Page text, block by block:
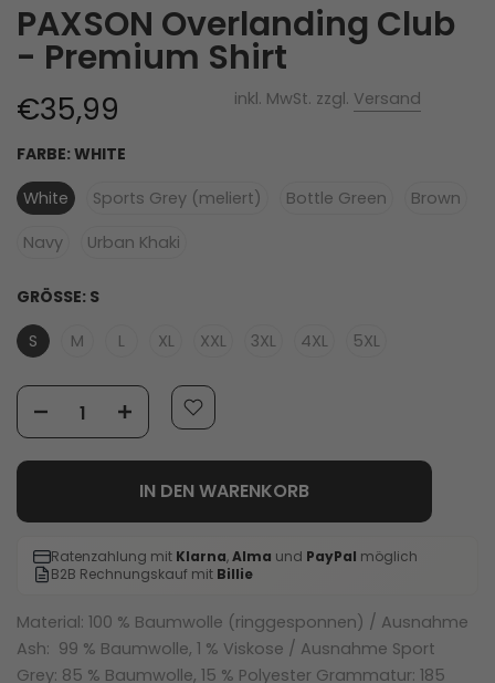
PAXSON Overlanding Club
- Premium Shirt
€35,99 inkl. MwSt. zzgl. Versand
FARBE: WHITE
White
Sports Grey (meliert) Bottle Green
Brown
Navy
Urban Khaki
GRÖSSE: S
S
M L XL XXL 3XL 4XL 5XL
IN DEN WARENKORB
Ratenzahlung mit Klarna,Alma und PayPal möglich
B2B Rechnungskauf mit Billie
Material: 100 % Baumwolle (ringgesponnen) / Ausnahme
Ash: 99 % Baumwolle, 1 % Viskose / Ausnahme Sport
Grey: 85 % Baumwolle, 15 % Polyester Grammatur: 185